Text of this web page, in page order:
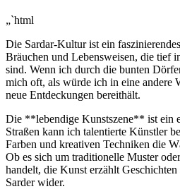
„`html
Die Sardar-Kultur ist ⁤ein‌
Bräuchen und Lebensweisen, die tief
sind. Wenn⁢ ich durch⁢ die bunten
mich oft,⁤ als würde⁤ ich‍ in eine andere‍
neue ​Entdeckungen bereithält.
Die ⁤**lebendige‌ Kunstszene** ist ein
Straßen kann ⁢ich talentierte Künstler
Farben und‌ kreativen ‍Techniken die‍
Ob es sich um⁤ traditionelle Muster⁢
handelt, die Kunst erzählt
Sarder⁤ wider.